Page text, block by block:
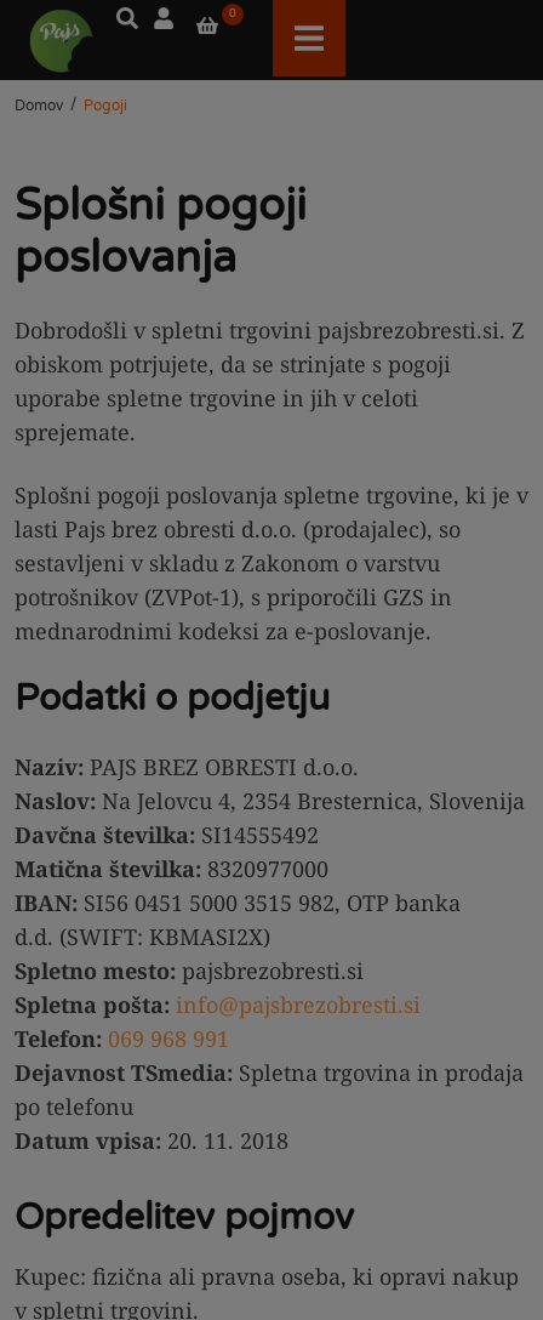
0
Domov / Pogoji
Splošni pogoji
poslovanja
Dobrodošli v spletni trgovini pajsbrezobresti.si. Z
obiskom potrjujete, da se strinjate s pogoji
uporabe spletne trgovine in jih v celoti
sprejemate.
Splošni pogoji poslovanja spletne trgovine, ki je v
lasti Pajs brez obresti d.o.o. (prodajalec), so
sestavljeni v skladu z Zakonom o varstvu
potrošnikov (ZVPot-1), s priporočili GZS in
mednarodnimi kodeksi za e-poslovanje.
Podatki o podjetju
Naziv: PAJS BREZ OBRESTI d.o.o.
Naslov: Na Jelovcu 4, 2354 Bresternica, Slovenija
Davčna številka: SI14555492
Matična številka: 8320977000
IBAN: SI56 0451 5000 3515 982, OTP banka
d.d. (SWIFT: KBMASI2X)
Spletno mesto: pajsbrezobresti.si
Spletna pošta: info@pajsbrezobresti.si
Telefon: 069 968 991
Dejavnost TSmedia: Spletna trgovina in prodaja
po telefonu
Datum vpisa: 20. 11. 2018
Opredelitev pojmov
Kupec: fizična ali pravna oseba, ki opravi nakup
v spletni trgovini.